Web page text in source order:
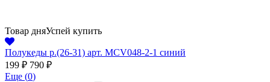
Товар дняУспей купить
Полукеды р.(26-31) арт. MCV048-2-1 синий
199 ₽ 790 ₽
Еще (0)